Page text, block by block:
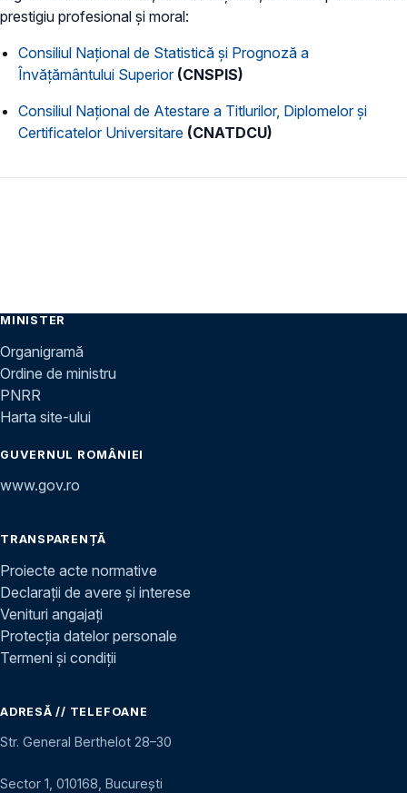
prestigiu profesional şi moral:
Consiliul Naţional de Statistică şi Prognoză a
Învăţământului Superior(CNSPIS)
Consiliul Naţional de Atestare a Titlurilor, Diplomelor şi
Certificatelor Universitare (CNATDCU)
MINISTER
Organigramă
Ordine de ministru
PNRR
Harta site-ului
GUVERNUL ROMÂNIEI
www.gov.ro
TRANSPARENȚĂ
Proiecte acte normative
Declarații de avere și interese
Venituri angajați
Protecția datelor personale
Termeni și condiții
ADRESĂ // TELEFOANE
Str. General Berthelot 28–30
Sector 1, 010168, București